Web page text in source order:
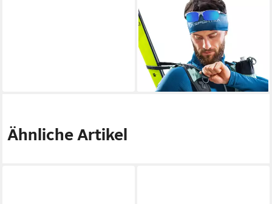
Skirucksack Updays 26
ab 99,95 € UVP149,95 €
-33%
lieferbar - in 3-4 Werktagen bei dir
Ähnliche Artikel